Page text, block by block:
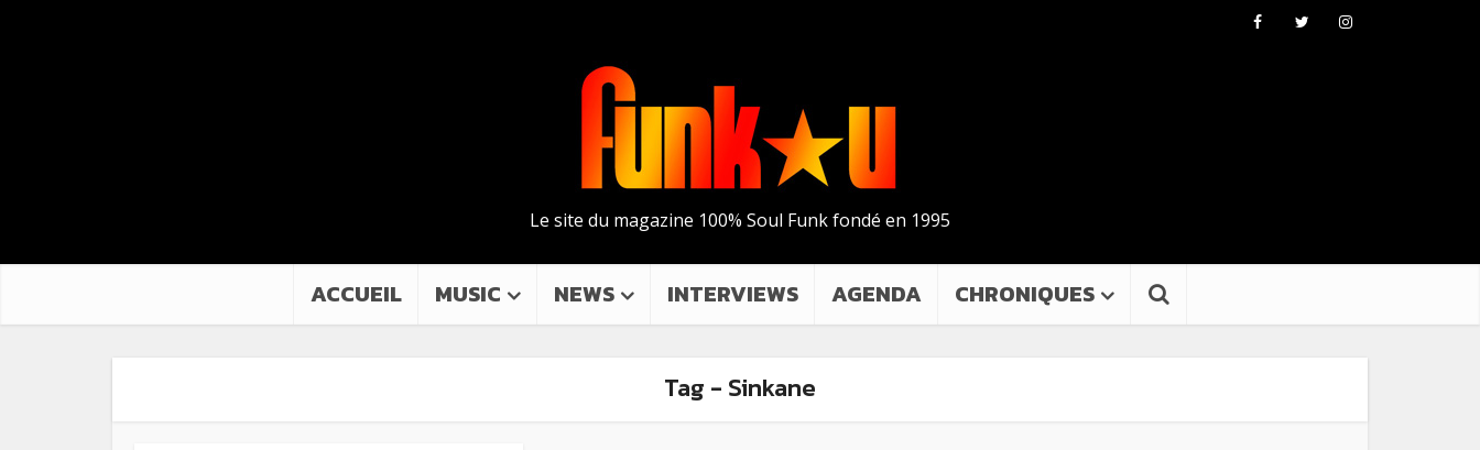
Le site du magazine 100% Soul Funk fondé en 1995
ACCUEIL MUSIC NEWS INTERVIEWS AGENDA CHRONIQUES
Tag - Sinkane